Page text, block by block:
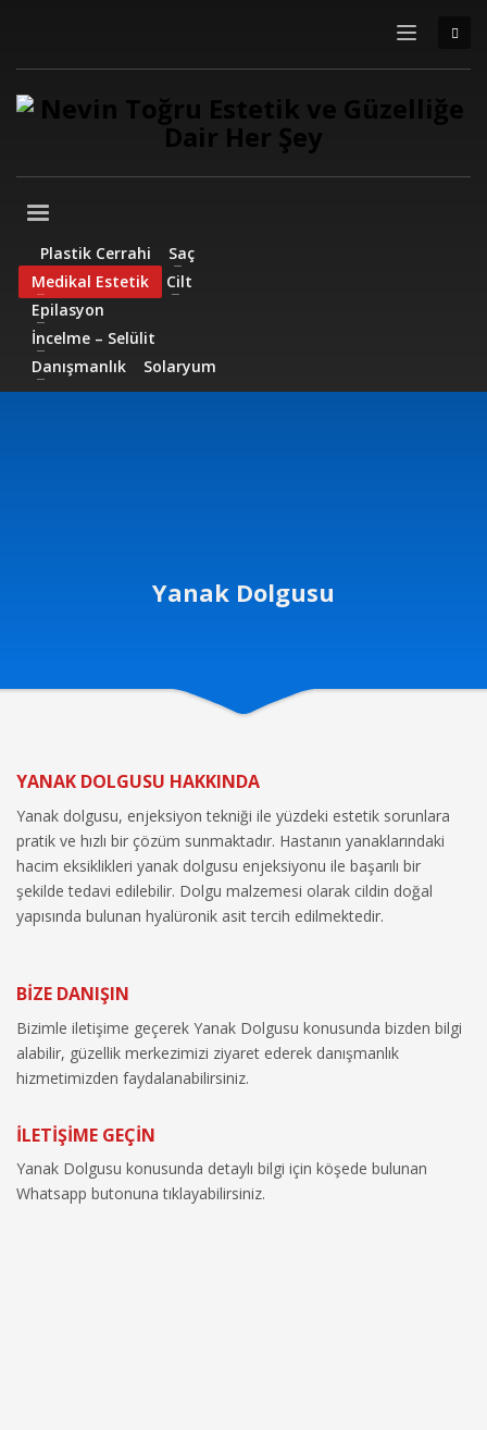
Plastik Cerrahi
Saç
Medikal Estetik
Cilt
Epilasyon
İncelme – Selülit
Danışmanlık
Solaryum
Yanak Dolgusu
YANAK DOLGUSU HAKKINDA
Yanak dolgusu, enjeksiyon tekniği ile yüzdeki estetik sorunlara
pratik ve hızlı bir çözüm sunmaktadır. Hastanın yanaklarındaki
hacim eksiklikleri yanak dolgusu enjeksiyonu ile başarılı bir
şekilde tedavi edilebilir. Dolgu malzemesi olarak cildin doğal
yapısında bulunan hyalüronik asit tercih edilmektedir.
BİZE DANIŞIN
Bizimle iletişime geçerek Yanak Dolgusu konusunda bizden bilgi
alabilir, güzellik merkezimizi ziyaret ederek danışmanlık
hizmetimizden faydalanabilirsiniz.
İLETİŞİME GEÇİN
Yanak Dolgusu konusunda detaylı bilgi için köşede bulunan
Whatsapp butonuna tıklayabilirsiniz.